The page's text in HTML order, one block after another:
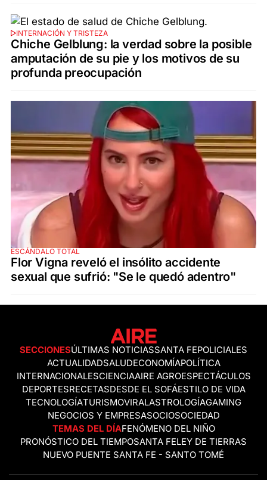
INTERNACIÓN Y TRISTEZA
Chiche Gelblung: la verdad sobre la posible
amputación de su pie y los motivos de su
profunda preocupación
ESCÁNDALO TOTAL
Flor Vigna reveló el insólito accidente
sexual que sufrió: "Se le quedó adentro"
SECCIONESÚLTIMAS NOTICIASSANTA FEPOLICIALES
ACTUALIDADSALUDECONOMÍAPOLÍTICA
INTERNACIONALESCIENCIAAIRE AGROESPECTÁCULOS
DEPORTESRECETASDESDE EL SOFÁESTILO DE VIDA
TECNOLOGÍATURISMOVIRALASTROLOGÍAGAMING
NEGOCIOS Y EMPRESASOCIOSOCIEDAD
TEMAS DEL DÍAFENÓMENO DEL NIÑO
PRONÓSTICO DEL TIEMPOSANTA FELEY DE TIERRAS
NUEVO PUENTE SANTA FE - SANTO TOMÉ